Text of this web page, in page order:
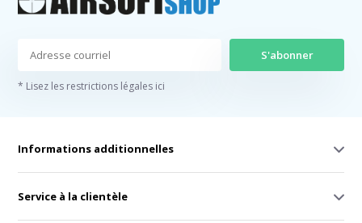
S'abonner
* Lisez les restrictions légales ici
Informations additionnelles
Service à la clientèle